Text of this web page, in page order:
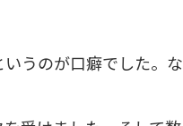
うのが口癖でした。な